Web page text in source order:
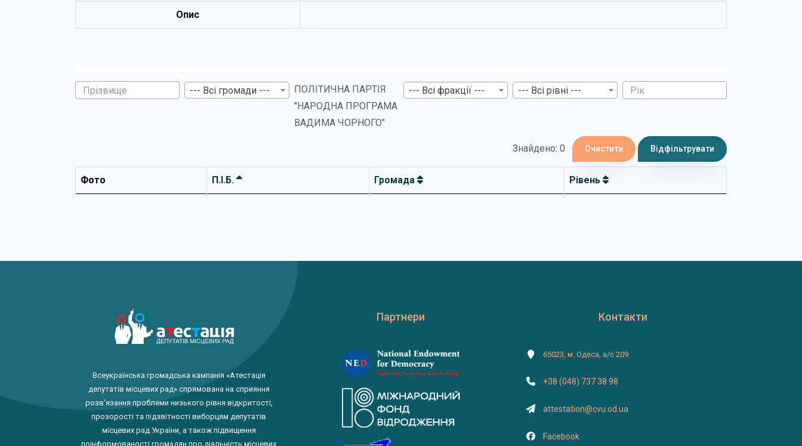
Опис
--- Всі громади ---
ПОЛІТИЧНА ПАРТІЯ
"НАРОДНА ПРОГРАМА
ВАДИМА ЧОРНОГО"
--- Всі фракції --- --- Всі рівні ---
Знайдено: 0 Очистити Відфільтрувати
Фото П.І.Б. Громада Рівень
Всеукраїнська громадська кампанія «Атестація
депутатів місцевих рад» спрямована на сприяння
розв'язання проблеми низького рівня відкритості,
прозорості та підзвітності виборцям депутатів
місцевих рад України, а також підвищення
поінформованості громадян про діяльність місцевих
Партнери Контакти
65023, м. Одеса, а/с 209
+38 (048) 737 38 98
attestation@cvu.od.ua
Facebook